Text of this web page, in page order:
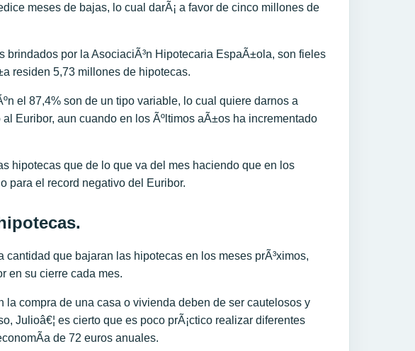
meses de bajas, lo cual darÃ¡ a favor de cinco millones de
brindados por la AsociaciÃ³n Hipotecaria EspaÃ±ola, son fieles
residen 5,73 millones de hipotecas.
el 87,4% son de un tipo variable, lo cual quiere darnos a
Euribor, aun cuando en los Ãºltimos aÃ±os ha incrementado
hipotecas que de lo que va del mes haciendo que en los
para el record negativo del Euribor.
que bajaran las hipotecas en los meses prÃ³ximos,
en su cierre cada mes.
compra de una casa o vivienda deben de ser cautelosos y
Julioâ€¦ es cierto que es poco prÃ¡ctico realizar diferentes
de 72 euros anuales.